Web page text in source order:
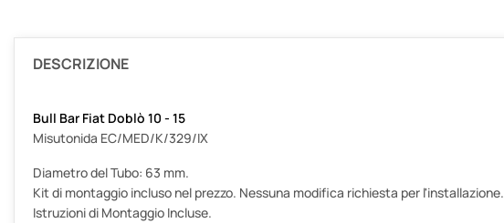
DESCRIZIONE
Bull Bar Fiat Doblò 10 - 15
Misutonida EC/MED/K/329/IX
Diametro del Tubo: 63 mm.
Kit di montaggio incluso nel prezzo. Nessuna modifica richiesta per l'installazione.
Istruzioni di Montaggio Incluse.